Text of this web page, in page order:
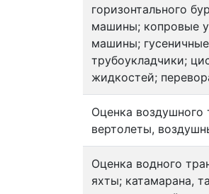
горизонтального
машины; копровые
машины;
трубоукладчики;
жидкостей;
Оценка воздушного
вертолеты,
Оценка водного
яхты; катамарана,